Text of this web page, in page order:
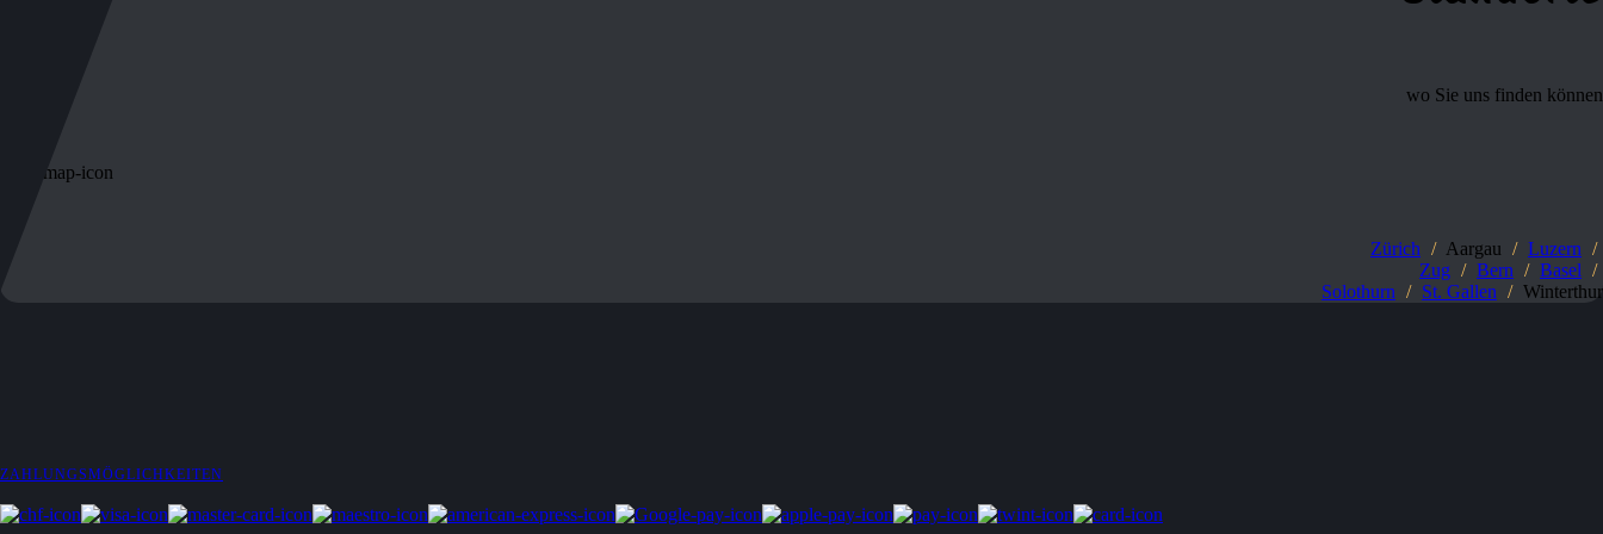
wo Sie uns finden können
Zürich / Aargau / Luzern /
Zug / Bern / Basel /
Solothurn / St. Gallen / Winterthur
ZAHLUNGSMÖGLICHKEITEN